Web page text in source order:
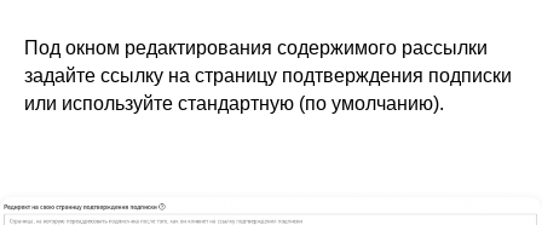
Под окном редактирования содержимого рассылки
задайте ссылку на страницу подтверждения подписки
или используйте стандартную (по умолчанию).